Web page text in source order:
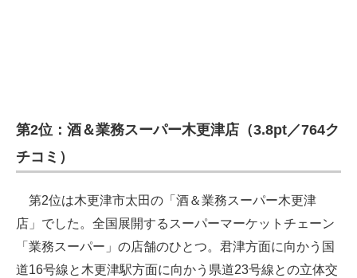
第2位：酒＆業務スーパー木更津店（3.8pt／764ク
チコミ）
第2位は木更津市太田の「酒＆業務スーパー木更津
店」でした。全国展開するスーパーマーケットチェーン
「業務スーパー」の店舗のひとつ。君津方面に向かう国
道16号線と木更津駅方面に向かう県道23号線との立体交